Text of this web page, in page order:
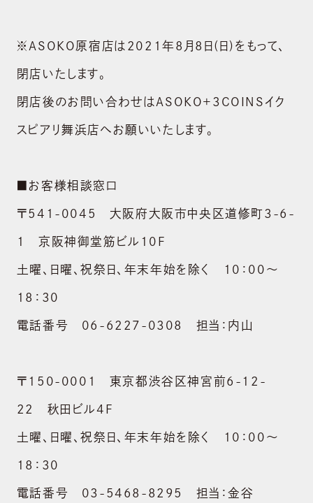
SUSTAINABILITY
CONTACT
※ASOKO原宿店は2021年8月8日(日)をもって、
閉店いたします。
閉店後のお問い合わせはASOKO+3COINSイク
スピアリ舞浜店へお願いいたします。
■お客様相談窓口
〒541-0045 大阪府大阪市中央区道修町3-6-
1 京阪神御堂筋ビル10F
土曜、日曜、祝祭日、年末年始を除く 10：00～
18：30
電話番号 06-6227-0308 担当：内山
〒150-0001 東京都渋谷区神宮前6-12-
22 秋田ビル4F
土曜、日曜、祝祭日、年末年始を除く 10：00～
18：30
電話番号 03-5468-8295 担当：金谷